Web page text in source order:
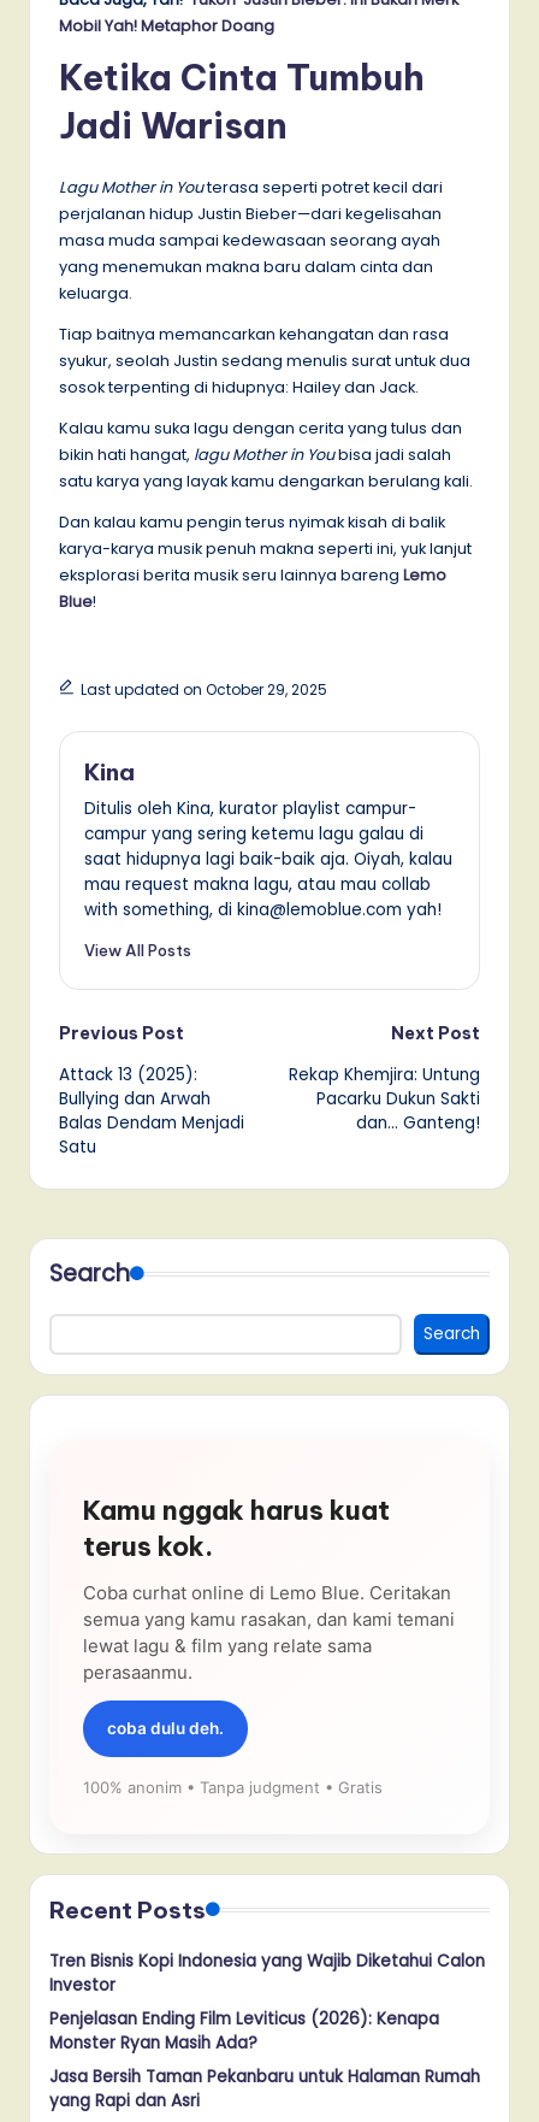
Mobil Yah! Metaphor Doang
Ketika Cinta Tumbuh
Jadi Warisan
Lagu Mother in Youterasa seperti potret kecil dari
perjalanan hidup Justin Bieber—dari kegelisahan
masa muda sampai kedewasaan seorang ayah
yang menemukan makna baru dalam cinta dan
keluarga.
Tiap baitnya memancarkan kehangatan dan rasa
syukur, seolah Justin sedang menulis surat untuk dua
sosok terpenting di hidupnya: Hailey dan Jack.
Kalau kamu suka lagu dengan cerita yang tulus dan
bikin hati hangat, lagu Mother in Youbisa jadi salah
satu karya yang layak kamu dengarkan berulang kali.
Dan kalau kamu pengin terus nyimak kisah di balik
karya-karya musik penuh makna seperti ini, yuk lanjut
eksplorasi berita musik seru lainnya bareng Lemo
Blue!
Last updated on October 29, 2025
Kina
Ditulis oleh Kina, kurator playlist campur-
campur yang sering ketemu lagu galau di
saat hidupnya lagi baik-baik aja. Oiyah, kalau
mau request makna lagu, atau mau collab
with something, di kina@lemoblue.com yah!
View All Posts
Post
navigation
Previous Post
Attack 13 (2025):
Bullying dan Arwah
Balas Dendam Menjadi
Satu
Next Post
Rekap Khemjira: Untung
Pacarku Dukun Sakti
dan… Ganteng!
Search
Search
Kamu nggak harus kuat
terus kok.
Coba curhat online di Lemo Blue. Ceritakan
semua yang kamu rasakan, dan kami temani
lewat lagu & film yang relate sama
perasaanmu.
coba dulu deh.
100% anonim • Tanpa judgment • Gratis
Recent Posts
Tren Bisnis Kopi Indonesia yang Wajib Diketahui Calon
Investor
Penjelasan Ending Film Leviticus (2026): Kenapa
Monster Ryan Masih Ada?
Jasa Bersih Taman Pekanbaru untuk Halaman Rumah
yang Rapi dan Asri